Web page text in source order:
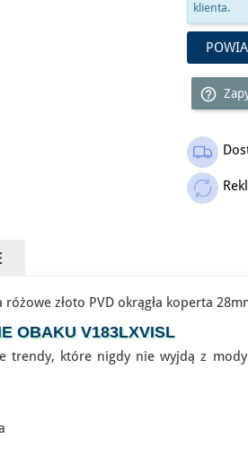
Outlet
klienta.
help_outline
złoto PVD okrągła koperta
OBAKU V183LXVISL
trendy, które nigdy nie wyjdą z